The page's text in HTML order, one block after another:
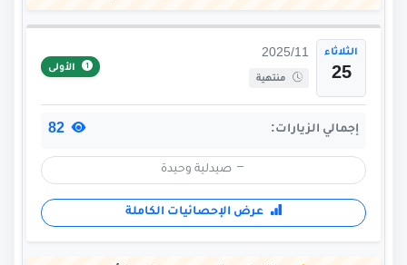
الثلاثاء
25
2025/11
منتهية
الأولى
إجمالي الزيارات:
صيدلية وحيدة
عرض الإحصائيات الكاملة